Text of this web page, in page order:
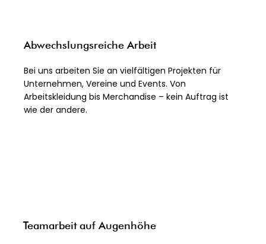
Abwechslungsreiche Arbeit
Bei uns arbeiten Sie an vielfältigen Projekten für
Unternehmen, Vereine und Events. Von
Arbeitskleidung bis Merchandise – kein Auftrag ist
wie der andere.​
Teamarbeit auf Augenhöhe